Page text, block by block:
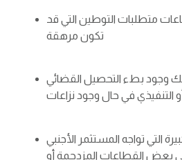
متطلبات التوطين التي قد
تكون مرهقة
وجود بطء التحصيل القضائي
التي تواجه المستثمر الأجنبي
بعض القطاعات المزدحمة أو